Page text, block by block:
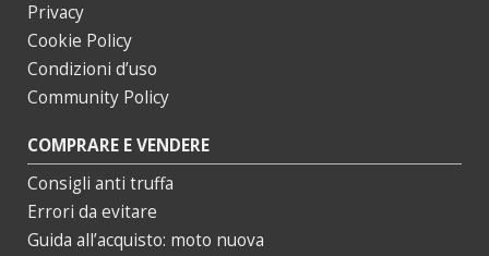
Privacy
Cookie Policy
Condizioni d’uso
Community Policy
COMPRARE E VENDERE
Consigli anti truffa
Errori da evitare
Guida all’acquisto: moto nuova